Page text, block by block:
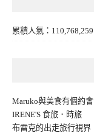
累積人氣：110,768,259
Maruko與美食有個約會
IRENE'S 食旅．時旅
布雷克的出走旅行視界